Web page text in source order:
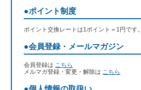
●ポイント制度
ポイント交換レートは1ポイント＝1円です。
●会員登録・メールマガジン
会員登録は こちら
メルマガ登録・変更・解除は こちら